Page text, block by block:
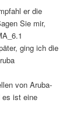
er die
Sie mir,
ging ich die
von Aruba-
es ist eine